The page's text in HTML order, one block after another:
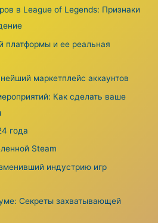
в League of Legends: Признаки
платформы и ее реальная
маркетплейс аккаунтов
Как сделать ваше
года
Steam
индустрию игр
Секреты захватывающей